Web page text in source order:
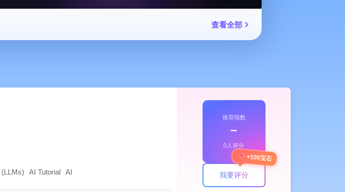
查看全部
(LLMs) AI Tutorial AI
推荐指数
﹣
0人评分
我要评分
+100宝石